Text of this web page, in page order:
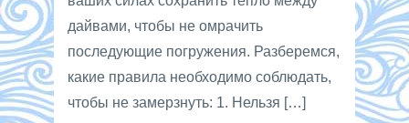
дайвами, чтобы не омрачить
последующие погружения. Разберемся,
какие правила необходимо соблюдать,
чтобы не замерзнуть: 1. Нельзя […]